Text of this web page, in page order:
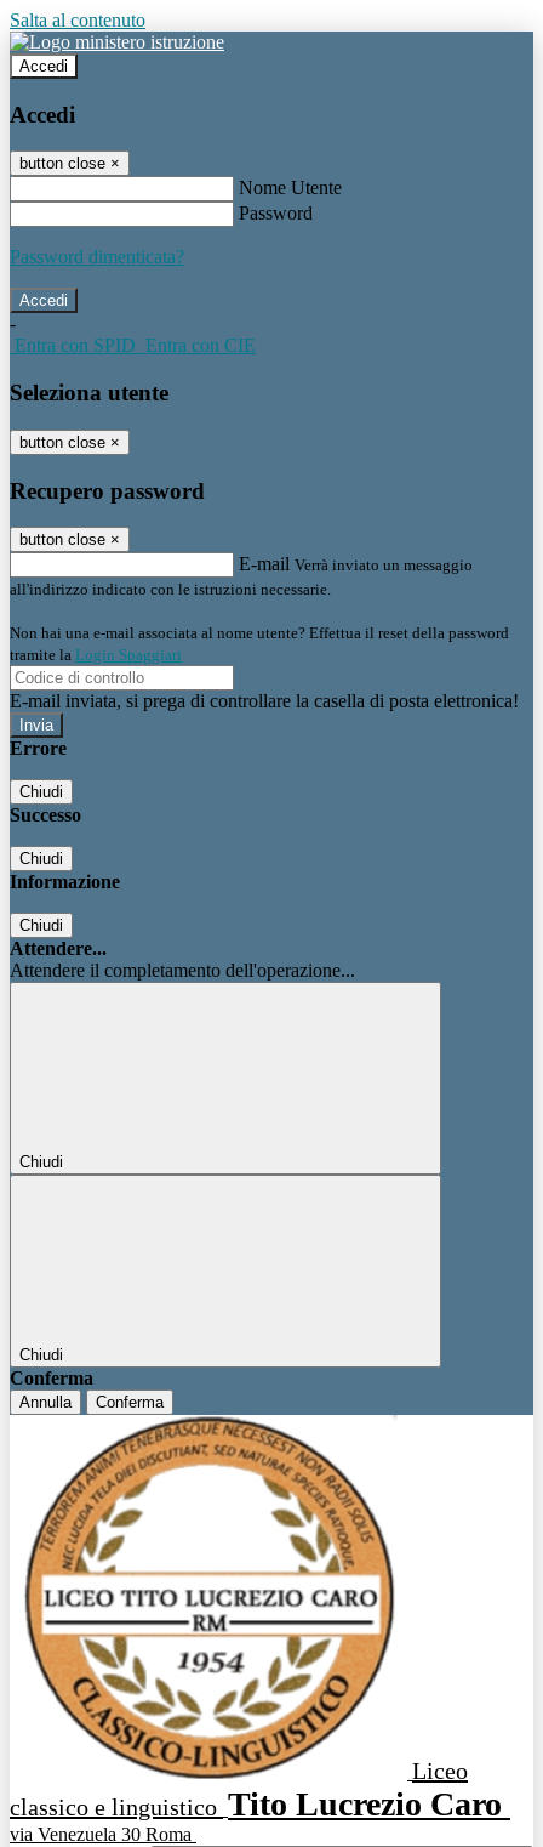
Salta al contenuto
Accedi
Accedi
button close ×
Nome Utente
Password
Password dimenticata?
-
Entra con SPID Entra con CIE
Seleziona utente
button close ×
Recupero password
button close ×
E-mail Verrà inviato un messaggio
all'indirizzo indicato con le istruzioni necessarie.
Non hai una e-mail associata al nome utente? Effettua il reset della password
tramite la Login Spaggiari
E-mail inviata, si prega di controllare la casella di posta elettronica!
Errore
Chiudi
Successo
Chiudi
Informazione
Chiudi
Attendere...
Attendere il completamento dell'operazione...
Chiudi
Chiudi
Conferma
Annulla Conferma
Liceo
classico e linguistico Tito Lucrezio Caro
via Venezuela 30 Roma